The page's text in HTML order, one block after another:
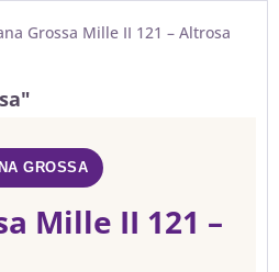
Grossa Mille II 121 – Altrosa
GROSSA
Mille II 121 –